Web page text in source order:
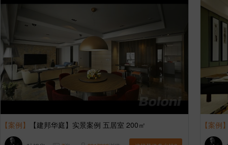
【案例】 【建邦华庭】实景案例 五居室 200㎡ 【案例